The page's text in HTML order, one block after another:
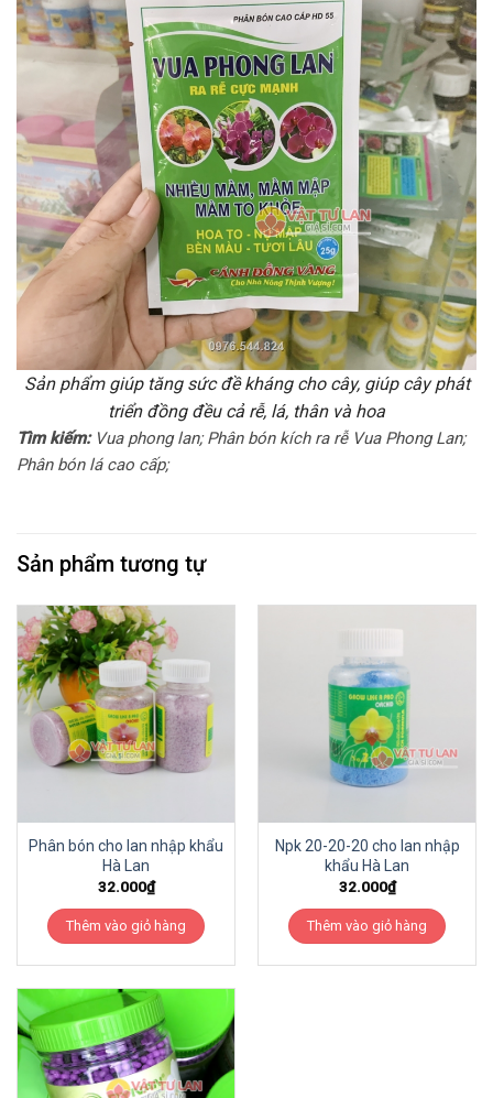
Sản phẩm giúp tăng sức đề kháng cho cây, giúp cây phát
triển đồng đều cả rễ, lá, thân và hoa
Tìm kiếm:Vua phong lan; Phân bón kích ra rễ Vua Phong Lan;
Phân bón lá cao cấp;
Sản phẩm tương tự
Phân bón cho lan nhập khẩu
Hà Lan
32.000₫
Thêm vào giỏ hàng
Npk 20-20-20 cho lan nhập
khẩu Hà Lan
32.000₫
Thêm vào giỏ hàng